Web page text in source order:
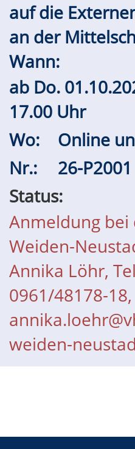
auf die
an der
Wann:
ab Do.
17.00 Uhr
Wo:
Online
Nr.:
26-P2001
Status:
Anmeldung bei
Weiden-
Annika Löhr,
0961/48178-18,
weiden-